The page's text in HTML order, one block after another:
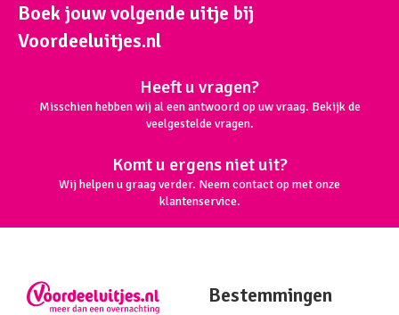
Boek jouw volgende uitje bij
Voordeeluitjes.nl
Heeft u vragen?
Misschien hebben wij al een antwoord op uw vraag. Bekijk de
veelgestelde vragen.
Komt u ergens niet uit?
Wij helpen u graag verder. Neem contact op met onze
klantenservice.
Bestemmingen